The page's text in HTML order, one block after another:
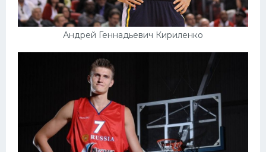
Андрей Геннадьевич Кириленко